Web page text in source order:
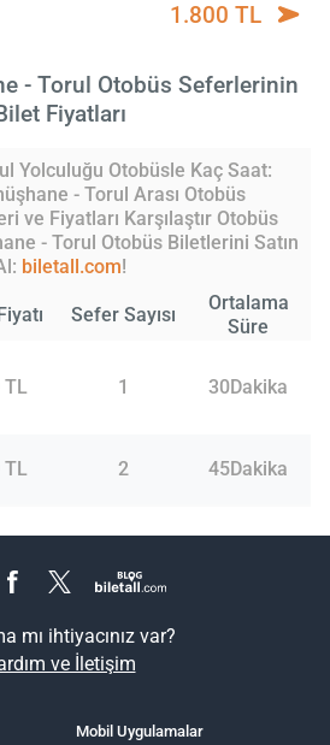
1.800 TL
- Torul Otobüs Seferlerinin
Fiyatları
Yolculuğu Otobüsle Kaç Saat:
- Torul Arası Otobüs
ve Fiyatları Karşılaştır Otobüs
- Torul Otobüs Biletlerini Satın
biletall.com!
Sefer Sayısı
Ortalama
Süre
TL 1 30Dakika
TL 2 45Dakika
mı ihtiyacınız var?
ve İletişim
Mobil Uygulamalar